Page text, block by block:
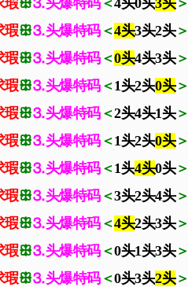
瑕ꕥ⒊头爆特码＜4头0头3头＞
瑕ꕥ⒊头爆特码＜4头3头2头＞
瑕ꕥ⒊头爆特码＜0头4头3头＞
瑕ꕥ⒊头爆特码＜1头2头0头＞
瑕ꕥ⒊头爆特码＜2头4头1头＞
瑕ꕥ⒊头爆特码＜1头2头0头＞
瑕ꕥ⒊头爆特码＜1头4头0头＞
瑕ꕥ⒊头爆特码＜3头2头4头＞
瑕ꕥ⒊头爆特码＜4头2头3头＞
瑕ꕥ⒊头爆特码＜0头1头3头＞
瑕ꕥ⒊头爆特码＜0头3头2头＞